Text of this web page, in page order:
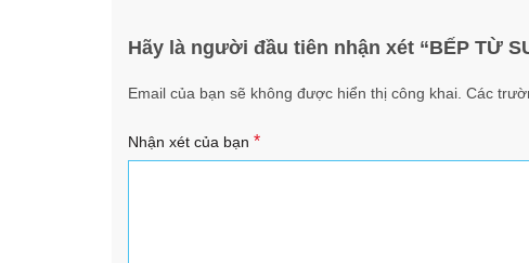
Hãy là người đầu tiên nhận xét “BẾP TỪ
Email của bạn sẽ không được hiển thị công khai. Các
Nhận xét của bạn *